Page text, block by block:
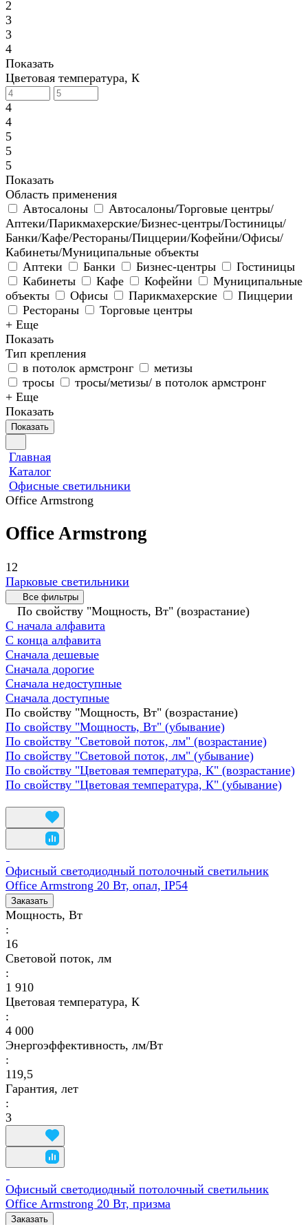
2
3
3
4
Показать
Цветовая температура, К
4
4
5
5
5
Показать
Область применения
Автосалоны
Автосалоны/Торговые центры/
Аптеки/Парикмахерские/Бизнес-центры/Гостиницы/
Банки/Кафе/Рестораны/Пиццерии/Кофейни/Офисы/
Кабинеты/Муниципальные объекты
Аптеки
Банки Бизнес-центры
Гостиницы
Кабинеты
Кафе Кофейни
Муниципальные
объекты
Офисы Парикмахерские
Пиццерии
Рестораны
Торговые центры
+ Еще
Показать
Тип крепления
в потолок армстронг
метизы
тросы
тросы/метизы/ в потолок армстронг
+ Еще
Показать
Показать
Главная
Каталог
Офисные светильники
Office Armstrong
Office Armstrong
12
Парковые светильники
Все фильтры
По свойству "Мощность, Вт" (возрастание)
С начала алфавита
С конца алфавита
Сначала дешевые
Сначала дорогие
Сначала недоступные
Сначала доступные
По свойству "Мощность, Вт" (возрастание)
По свойству "Мощность, Вт" (убывание)
По свойству "Световой поток, лм" (возрастание)
По свойству "Световой поток, лм" (убывание)
По свойству "Цветовая температура, К" (возрастание)
По свойству "Цветовая температура, К" (убывание)
Офисный светодиодный потолочный светильник
Office Armstrong 20 Вт, опал, IP54
Заказать
Мощность, Вт
:
16
Световой поток, лм
:
1 910
Цветовая температура, К
:
4 000
Энергоэффективность, лм/Вт
:
119,5
Гарантия, лет
:
3
Офисный светодиодный потолочный светильник
Office Armstrong 20 Вт, призма
Заказать